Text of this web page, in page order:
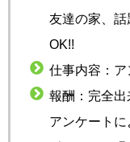
友達の家、
OK!!
仕事内容：
報酬：完全出
アンケートに